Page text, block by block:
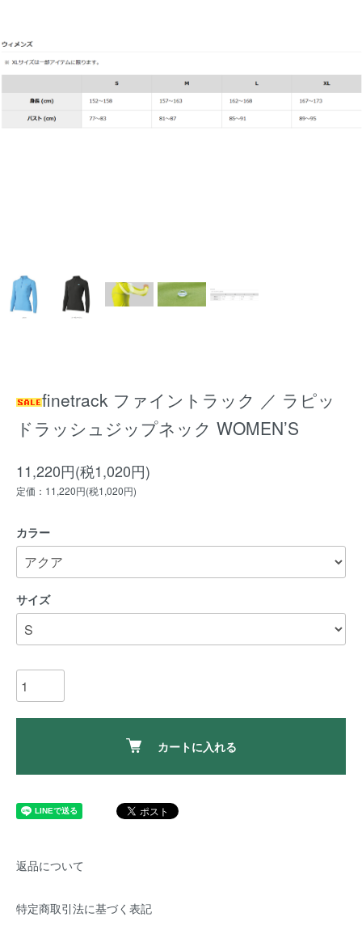
finetrack ファイントラック ／ ラピッ
ドラッシュジップネック WOMEN’S
11,220円(税1,020円)
定価：11,220円(税1,020円)
カラー
サイズ
カートに入れる
返品について
特定商取引法に基づく表記